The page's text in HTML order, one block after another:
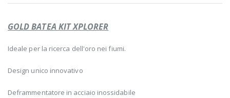
GOLD BATEA KIT XPLORER
Ideale per la ricerca dell'oro nei fiumi.
Design unico innovativo
Deframmentatore in acciaio inossidabile